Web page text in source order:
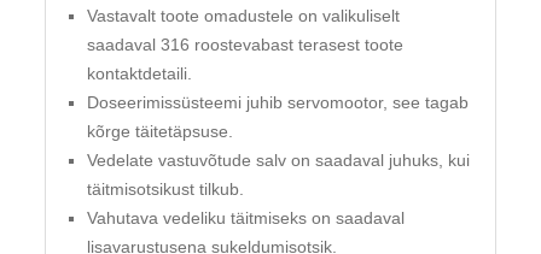
Vastavalt toote omadustele on valikuliselt
saadaval 316 roostevabast terasest toote
kontaktdetaili.
Doseerimissüsteemi juhib servomootor, see tagab
kõrge täitetäpsuse.
Vedelate vastuvõtude salv on saadaval juhuks, kui
täitmisotsikust tilkub.
Vahutava vedeliku täitmiseks on saadaval
lisavarustusena sukeldumisotsik.